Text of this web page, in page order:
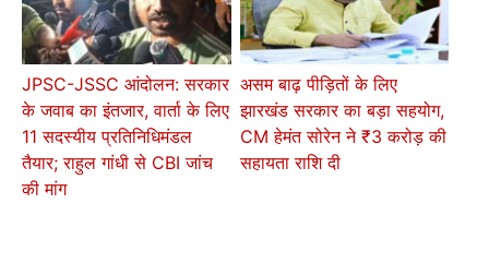
JPSC-JSSC आंदोलन: सरकार
के जवाब का इंतजार, वार्ता के लिए
11 सदस्यीय प्रतिनिधिमंडल
तैयार; राहुल गांधी से CBI जांच
की मांग
असम बाढ़ पीड़ितों के लिए
झारखंड सरकार का बड़ा सहयोग,
CM हेमंत सोरेन ने ₹3 करोड़ की
सहायता राशि दी